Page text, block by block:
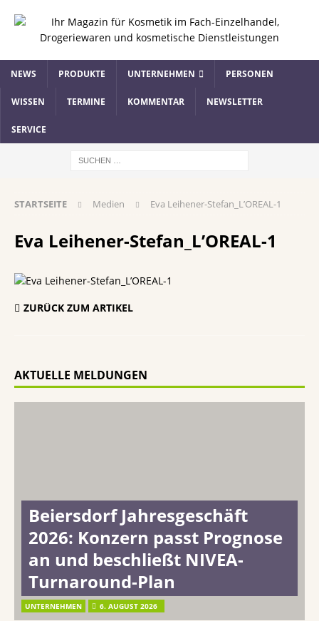
NEWS PRODUKTE UNTERNEHMEN PERSONEN
WISSEN TERMINE KOMMENTAR NEWSLETTER
SERVICE
STARTSEITE Medien Eva Leihener-Stefan_L’OREAL-1
Eva Leihener-Stefan_L’OREAL-1
ZURÜCK ZUM ARTIKEL
AKTUELLE MELDUNGEN
Beiersdorf Jahresgeschäft
2026: Konzern passt Prognose
an und beschließt NIVEA-
Turnaround-Plan
UNTERNEHMEN 6. AUGUST 2026